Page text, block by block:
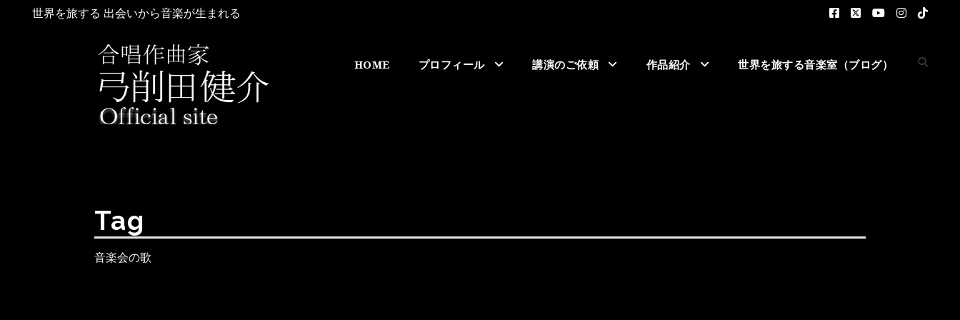
世界を旅する 出会いから音楽が生まれる
HOME プロフィール 講演のご依頼 作品紹介 世界を旅する音楽室（ブログ）
Tag
音楽会の歌